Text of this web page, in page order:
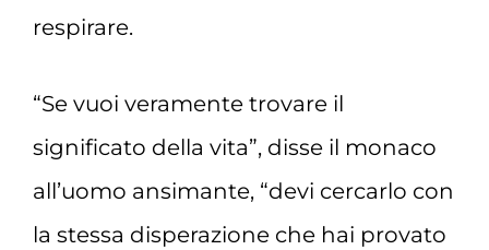
respirare.
“Se vuoi veramente trovare il
significato della vita”, disse il monaco
all’uomo ansimante, “devi cercarlo con
la stessa disperazione che hai provato